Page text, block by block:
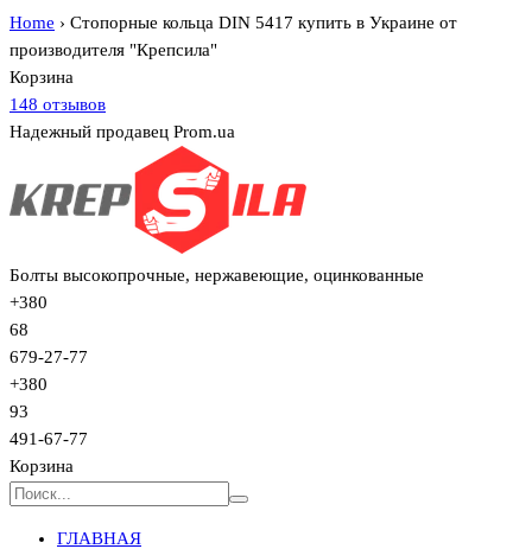
Home › Стопорные кольца DIN 5417 купить в Украине от
производителя "Крепсила"
Корзина
148 отзывов
Надежный продавец Prom.ua
Болты высокопрочные, нержавеющие, оцинкованные
+380
68
679-27-77
+380
93
491-67-77
Корзина
ГЛАВНАЯ